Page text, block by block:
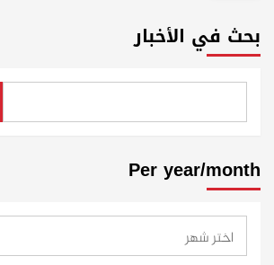
بحث في الأخبار
Per year/month